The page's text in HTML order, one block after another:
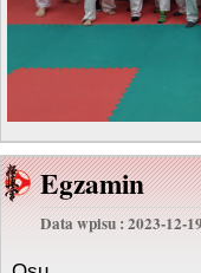
Egzamin
Data wpisu : 2023-12-